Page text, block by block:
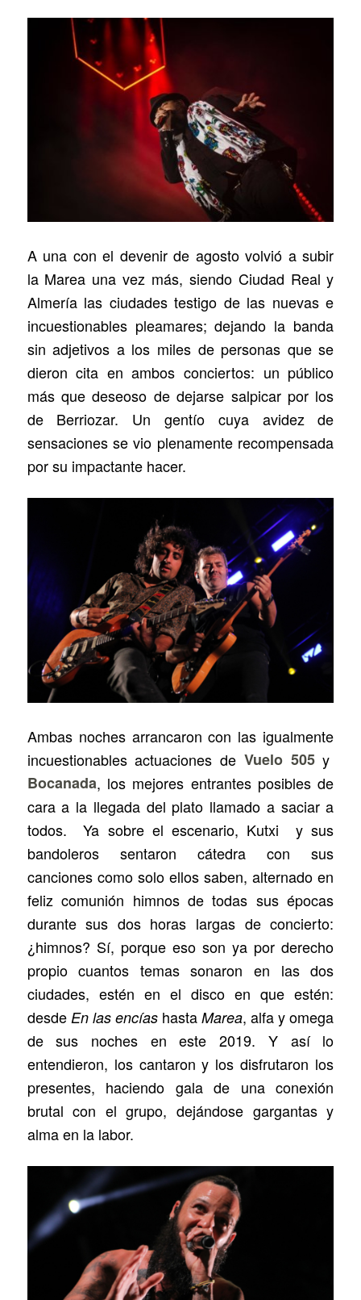
A una con el devenir de agosto volvió a subir
la Marea una vez más, siendo Ciudad Real y
Almería las ciudades testigo de las nuevas e
incuestionables pleamares; dejando la banda
sin adjetivos a los miles de personas que se
dieron cita en ambos conciertos: un público
más que deseoso de dejarse salpicar por los
de Berriozar. Un gentío cuya avidez de
sensaciones se vio plenamente recompensada
por su impactante hacer.
Ambas noches arrancaron con las igualmente
incuestionables actuaciones de Vuelo 505y
Bocanada, los mejores entrantes posibles de
cara a la llegada del plato llamado a saciar a
todos. Ya sobre el escenario, Kutxi y sus
bandoleros sentaron cátedra con sus
canciones como solo ellos saben, alternado en
feliz comunión himnos de todas sus épocas
durante sus dos horas largas de concierto:
¿himnos? Sí, porque eso son ya por derecho
propio cuantos temas sonaron en las dos
ciudades, estén en el disco en que estén:
desde En las encíashastaMarea, alfa y omega
de sus noches en este 2019. Y así lo
entendieron, los cantaron y los disfrutaron los
presentes, haciendo gala de una conexión
brutal con el grupo, dejándose gargantas y
alma en la labor.